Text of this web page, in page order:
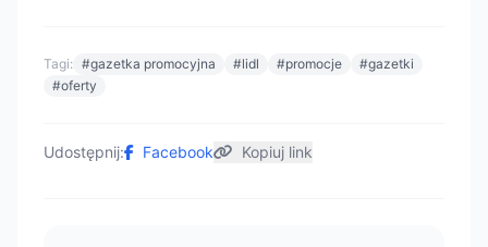
Tagi: #gazetka promocyjna #lidl #promocje
#gazetki
#oferty
Udostępnij: Facebook Kopiuj link